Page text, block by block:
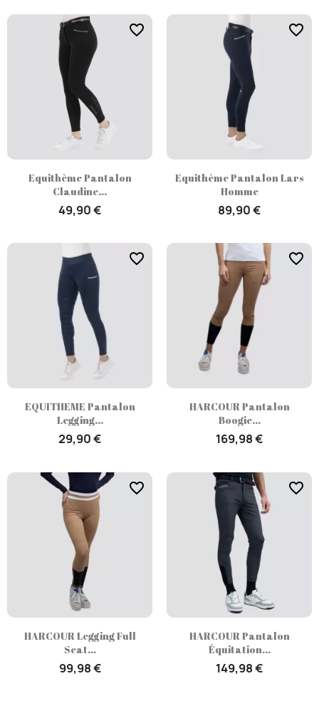
Equithème Pantalon
Claudine...
49,90 €
favorite_border
Equithème Pantalon Lars
Homme
89,90 €
favorite_border
EQUITHEME Pantalon
Legging...
29,90 €
favorite_border
HARCOUR Pantalon
Boogie...
169,98 €
favorite_border
HARCOUR Legging Full
Seat...
99,98 €
favorite_border
HARCOUR Pantalon
Équitation...
149,98 €
favorite_border